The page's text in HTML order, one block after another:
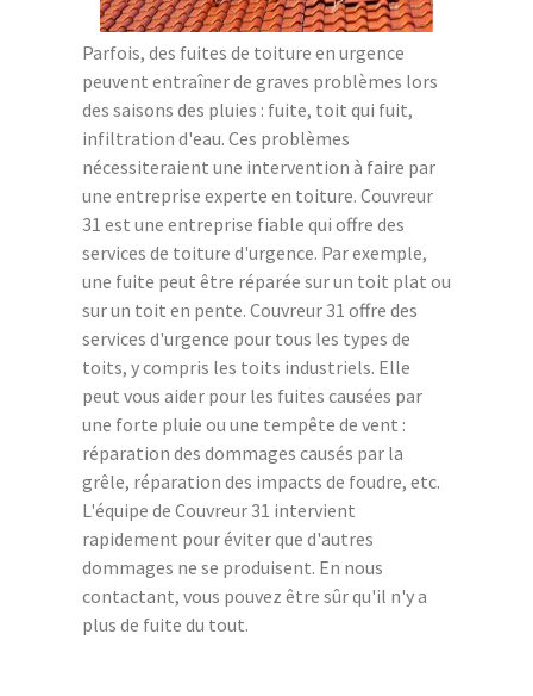
Parfois, des fuites de toiture en urgence
peuvent entraîner de graves problèmes lors
des saisons des pluies : fuite, toit qui fuit,
infiltration d'eau. Ces problèmes
nécessiteraient une intervention à faire par
une entreprise experte en toiture. Couvreur
31 est une entreprise fiable qui offre des
services de toiture d'urgence. Par exemple,
une fuite peut être réparée sur un toit plat ou
sur un toit en pente. Couvreur 31 offre des
services d'urgence pour tous les types de
toits, y compris les toits industriels. Elle
peut vous aider pour les fuites causées par
une forte pluie ou une tempête de vent :
réparation des dommages causés par la
grêle, réparation des impacts de foudre, etc.
L'équipe de Couvreur 31 intervient
rapidement pour éviter que d'autres
dommages ne se produisent. En nous
contactant, vous pouvez être sûr qu'il n'y a
plus de fuite du tout.